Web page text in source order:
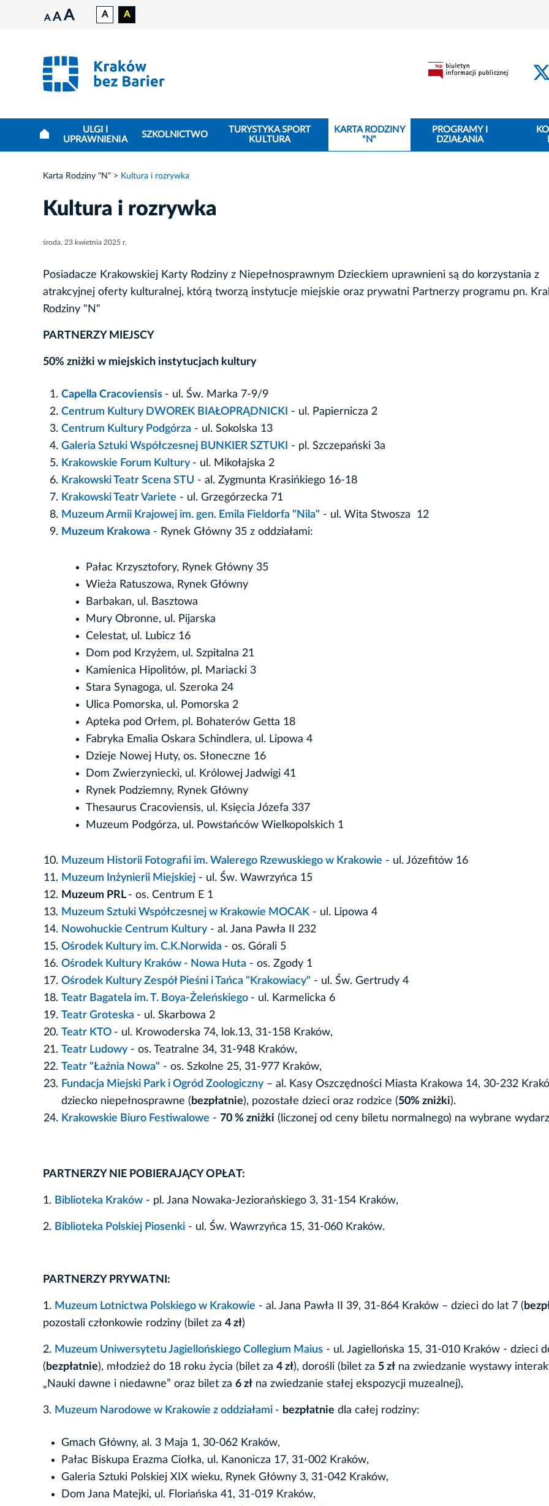
A A A A A
ULGI I
UPRAWNIENIA
SZKOLNICTWO
TURYSTYKA SPORT
KULTURA
KARTA RODZINY
"N"
PROGRAMY I
DZIAŁANIA
Karta Rodziny "N" Kultura i rozrywka
Kultura i rozrywka
środa, 23 kwietnia 2025 r.
Posiadacze Krakowskiej Karty Rodziny z Niepełnosprawnym Dzieckiem uprawnieni są do korzystania z
atrakcyjnej oferty kulturalnej, którą tworzą instytucje miejskie oraz prywatni Partnerzy programu pn.
Rodziny "N"
PARTNERZY MIEJSCY
50% zniżki w miejskich instytucjach kultury
Capella Cracoviensis - ul. Św. Marka 7-9/9
Centrum Kultury DWOREK BIAŁOPRĄDNICKI
- ul. Papiernicza 2
Centrum Kultury Podgórza - ul. Sokolska 13
Galeria Sztuki Współczesnej BUNKIER SZTUKI
- pl. Szczepański 3a
Krakowskie Forum Kultury - ul. Mikołajska 2
Krakowski Teatr Scena STU - al. Zygmunta Krasińkiego 16-18
Krakowski Teatr Variete - ul. Grzegórzecka 71
Muzeum Armii Krajowej im. gen. Emila Fieldorfa "Nila" - ul. Wita Stwosza 12
Muzeum Krakowa - Rynek Główny 35 z oddziałami:
Pałac Krzysztofory, Rynek Główny 35
Wieża Ratuszowa, Rynek Główny
Barbakan, ul. Basztowa
Mury Obronne, ul. Pijarska
Celestat, ul. Lubicz 16
Dom pod Krzyżem, ul. Szpitalna 21
Kamienica Hipolitów, pl. Mariacki 3
Stara Synagoga, ul. Szeroka 24
Ulica Pomorska, ul. Pomorska 2
Apteka pod Orłem, pl. Bohaterów Getta 18
Fabryka Emalia Oskara Schindlera, ul. Lipowa 4
Dzieje Nowej Huty, os. Słoneczne 16
Dom Zwierzyniecki, ul. Królowej Jadwigi 41
Rynek Podziemny, Rynek Główny
Thesaurus Cracoviensis, ul. Księcia Józefa 337
Muzeum Podgórza, ul. Powstańców Wielkopolskich 1
Muzeum Historii Fotografii im. Walerego Rzewuskiego w Krakowie - ul. Józefitów 16
Muzeum Inżynierii Miejskiej - ul. Św. Wawrzyńca 15
Muzeum PRL - os. Centrum E 1
Muzeum Sztuki Współczesnej w Krakowie MOCAK - ul. Lipowa 4
Nowohuckie Centrum Kultury - al. Jana Pawła II 232
Ośrodek Kultury im. C.K.Norwida - os. Górali 5
Ośrodek Kultury Kraków - Nowa Huta - os. Zgody 1
Ośrodek Kultury Zespół Pieśni i Tańca "Krakowiacy" - ul. Św. Gertrudy 4
Teatr Bagatela im. T. Boya-Żeleńskiego - ul. Karmelicka 6
Teatr Groteska - ul. Skarbowa 2
Teatr KTO - ul. Krowoderska 74, lok.13, 31-158 Kraków,
Teatr Ludowy - os. Teatralne 34, 31-948 Kraków,
Teatr "Łaźnia Nowa" - os. Szkolne 25, 31-977 Kraków,
Fundacja Miejski Park i Ogród Zoologiczny – al. Kasy Oszczędności Miasta Krakowa 14, 30-232
dziecko niepełnosprawne ( bezpłatnie), pozostałe dzieci oraz rodzice (50% zniżki).
Krakowskie Biuro Festiwalowe - 70 % zniżki (liczonej od ceny biletu normalnego) na wybrane
PARTNERZY NIE POBIERAJĄCY OPŁAT:
1. Biblioteka Kraków - pl. Jana Nowaka-Jeziorańskiego 3, 31-154 Kraków,
2. Biblioteka Polskiej Piosenki - ul. Św. Wawrzyńca 15, 31-060 Kraków.
PARTNERZY PRYWATNI:
1. Muzeum Lotnictwa Polskiego w Krakowie - al. Jana Pawła II 39, 31-864 Kraków – dzieci do lat 7 (
pozostali członkowie rodziny (bilet za 4 zł)
2. Muzeum Uniwersytetu Jagiellońskiego Collegium Maius - ul. Jagiellońska 15, 31-010 Kraków - dzieci
( bezpłatnie), młodzież do 18 roku życia (bilet za 4 zł), dorośli (bilet za 5 zł na zwiedzanie wystawy
„Nauki dawne i niedawne” oraz bilet za 6 zł na zwiedzanie stałej ekspozycji muzealnej),
3. Muzeum Narodowe w Krakowie z oddziałami - bezpłatnie dla całej rodziny:
Gmach Główny, al. 3 Maja 1, 30-062 Kraków,
Pałac Biskupa Erazma Ciołka, ul. Kanonicza 17, 31-002 Kraków,
Galeria Sztuki Polskiej XIX wieku, Rynek Główny 3, 31-042 Kraków,
Dom Jana Matejki, ul. Floriańska 41, 31-019 Kraków,